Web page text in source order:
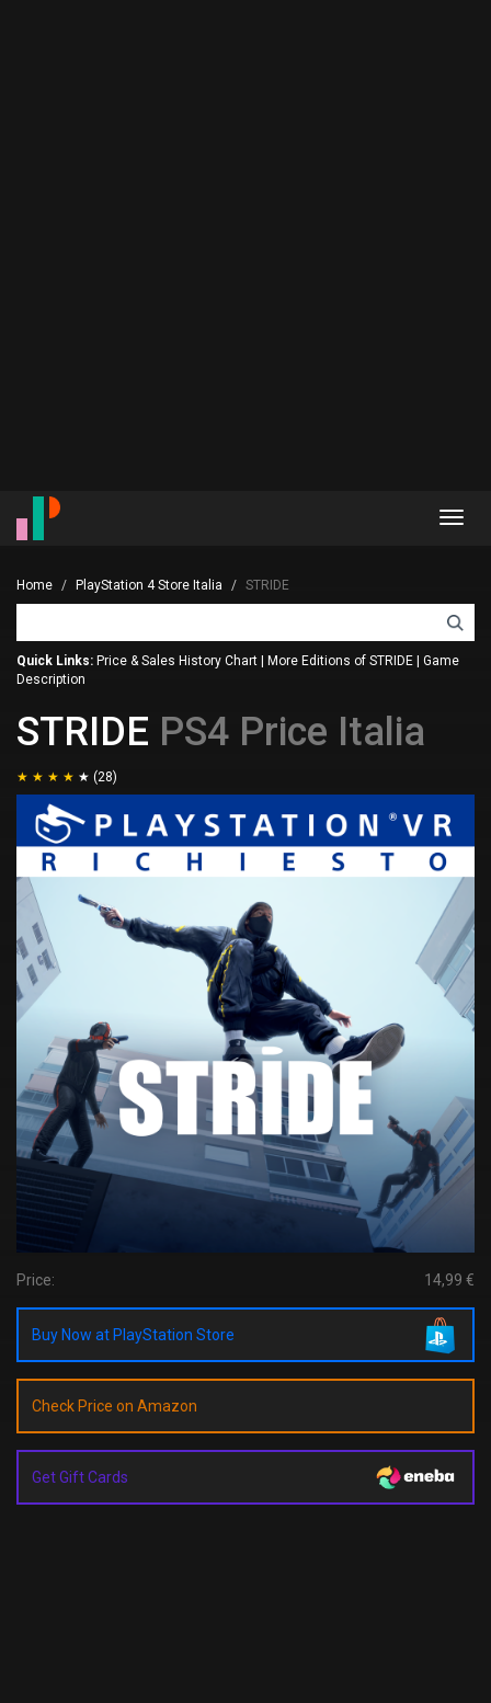
Home PlayStation 4 Store Italia STRIDE
Quick Links: Price & Sales History Chart More Editions of STRIDE
Game
Description
STRIDE PS4 Price Italia
(28)
Price: 14,99 €
Buy Now at PlayStation Store
Check Price on Amazon
Get Gift Cards